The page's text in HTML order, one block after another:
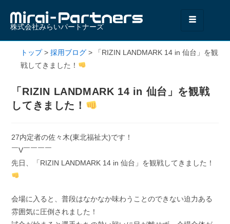
株式会社みらいパートナーズ
トップ> 採用ブログ >
「RIZIN LANDMARK 14 in 仙台」を観
戦してきました！
「RIZIN LANDMARK 14 in 仙台」を観戦
してきました！
27内定者の佐々木(東北福祉大)です！
￣V￣￣￣￣
先日、「RIZIN LANDMARK 14 in 仙台」を観戦してきました！
会場に入ると、普段はなかなか味わうことのできない迫力ある
雰囲気に圧倒されました！